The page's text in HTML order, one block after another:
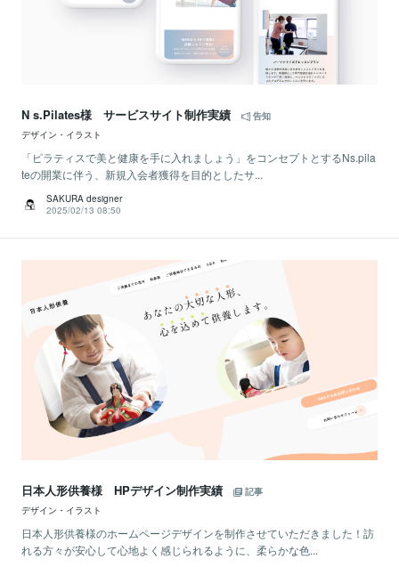
N s.Pilates様 サービスサイト制作実績
告知
デザイン・イラスト
「ピラティスで美と健康を手に入れましょう」をコンセプトとするNs.pila
teの開業に伴う、新規入会者獲得を目的としたサ...
SAKURA designer
2025/02/13 08:50
日本人形供養様 HPデザイン制作実績
記事
デザイン・イラスト
日本人形供養様のホームページデザインを制作させていただきました！訪
れる方々が安心して心地よく感じられるように、柔らかな色...